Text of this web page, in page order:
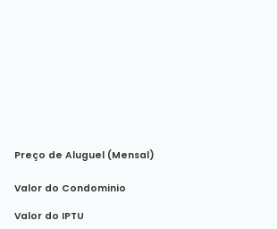
Preço de Aluguel (Mensal)
Valor do IPTU
Valor do Condominio